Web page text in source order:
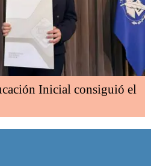
Inicial consiguió el